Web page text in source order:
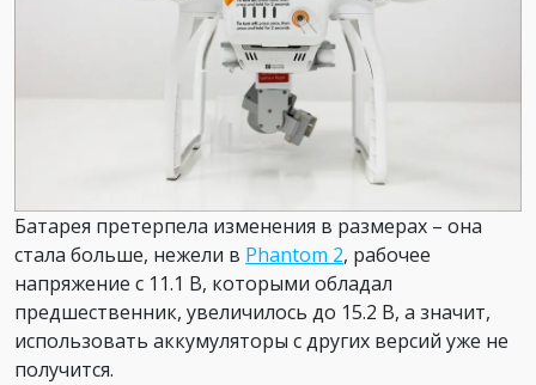
Батарея претерпела изменения в размерах – она
стала больше, нежели в Phantom 2, рабочее
напряжение с 11.1 В, которыми обладал
предшественник, увеличилось до 15.2 В, а значит,
использовать аккумуляторы с других версий уже не
получится.